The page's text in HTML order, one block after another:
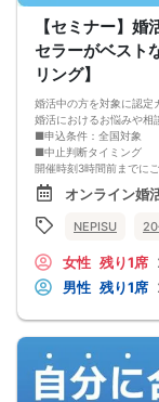
お支払いいただきます。
【セミナー】
セラーがベスト
リング】
婚活中の方を対象に認定
婚活におけるお悩みや相
■申込条件：全国対象
■中止判断タイミング
開催時刻3時間前までに
■注意事項
・キャンセルされる場合
・セミナー当日、セミナ
ください。
・悪質な場合は今後一切
・弊社ではセミナー中や
せん。
可能な方に限ります。
オンライン婚
NEPISU
女性 残り1席
男性 残り1席